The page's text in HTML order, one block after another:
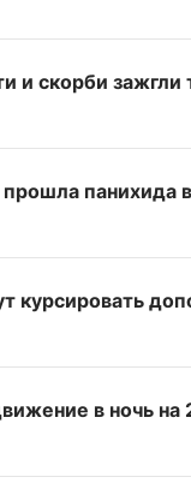
и скорби зажгли
панихида
курсировать
в ночь на